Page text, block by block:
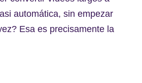
automática, sin empezar
Esa es precisamente la